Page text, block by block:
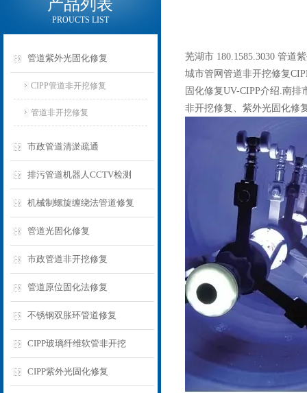
产品列表
PROUCTS LIST
管道紫外光固化修复
CIPP管道非开挖修复
管道非开挖修复
市政管道清淤疏通
排污管道机器人CCTV检测
机械制螺旋缠绕法管道修复
管道光固化修复
市政管道非开挖修复
管道原位固化法修复
不锈钢双胀环管道修复
CIPP玻璃纤维软管非开挖
CIPP紫外光固化修复
芜湖市 180.1585.3030 管道
城市管网管道非开挖修复
固化修复UV-CIPP介绍.南
非开挖修复、紫外光固化修